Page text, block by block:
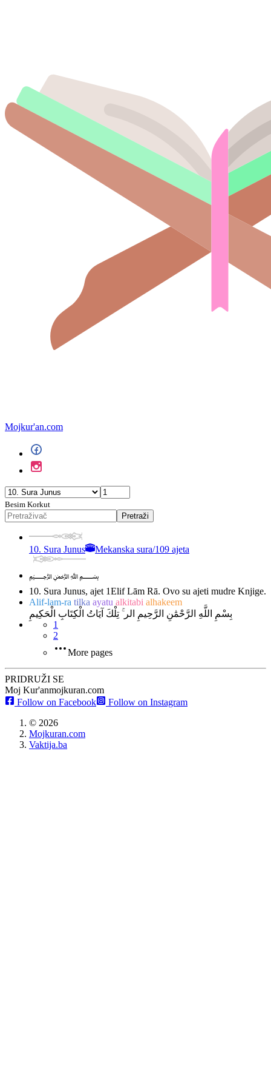
Mojkur'an.com
Besim Korkut
Pretraži
10. Sura Junus Mekanska sura/109 ajeta
﷽
10. Sura Junus, ajet 1Elif Lām Rā. Ovo su ajeti mudre Knjige.
Alif-lam-ra tilka ayatu alkitabi alhakeem
بِسْمِ اللَّهِ الرَّحْمَٰنِ الرَّحِيمِ الر ۚ تِلْكَ آيَاتُ الْكِتَابِ الْحَكِيمِ
1
2
More pages
PRIDRUŽI SE
Moj Kur'anmojkuran.com
Follow on Facebook
Follow on Instagram
© 2026
Mojkuran.com
Vaktija.ba